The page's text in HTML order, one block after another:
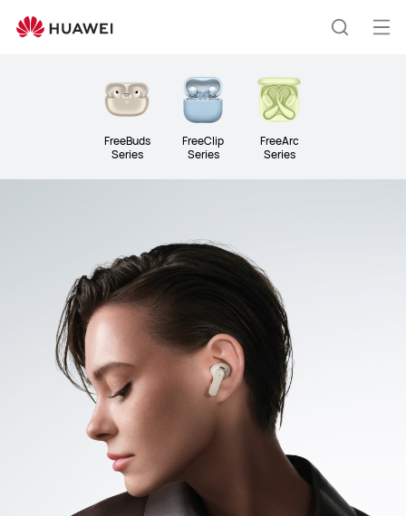
FreeBuds
Series
FreeClip
Series
FreeArc
Series